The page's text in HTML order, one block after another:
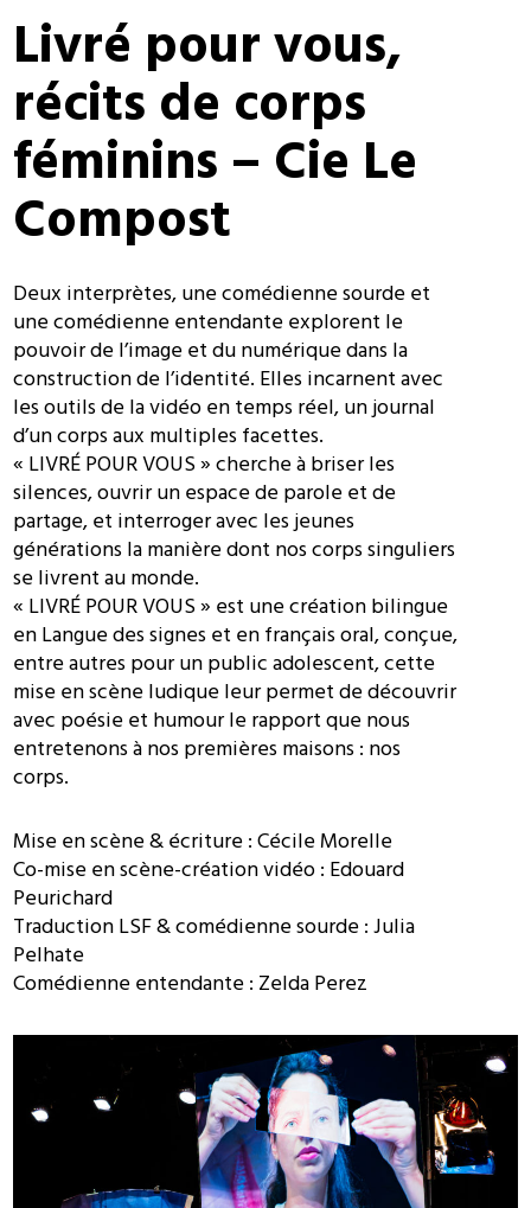
Livré pour vous,
récits de corps
féminins – Cie Le
Compost
Deux interprètes, une comédienne sourde et
une comédienne entendante explorent le
pouvoir de l’image et du numérique dans la
construction de l’identité. Elles incarnent avec
les outils de la vidéo en temps réel, un journal
d’un corps aux multiples facettes.
« LIVRÉ POUR VOUS » cherche à briser les
silences, ouvrir un espace de parole et de
partage, et interroger avec les jeunes
générations la manière dont nos corps singuliers
se livrent au monde.
« LIVRÉ POUR VOUS » est une création bilingue
en Langue des signes et en français oral, conçue,
entre autres pour un public adolescent, cette
mise en scène ludique leur permet de découvrir
avec poésie et humour le rapport que nous
entretenons à nos premières maisons : nos
corps.
Mise en scène & écriture : Cécile Morelle
Co-mise en scène-création vidéo : Edouard
Peurichard
Traduction LSF & comédienne sourde : Julia
Pelhate
Comédienne entendante : Zelda Perez